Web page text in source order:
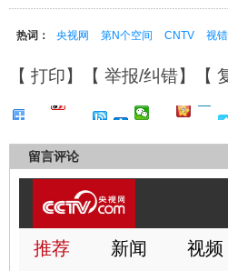
热词： 央视网 第N个空间 CNTV 视
【 打印】【 举报/纠错】【
留言评论